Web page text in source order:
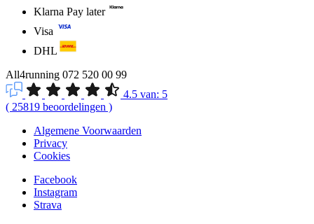
Klarna Pay later
Visa
DHL
All4running 072 520 00 99
4.5 van: 5
( 25819 beoordelingen )
Algemene Voorwaarden
Privacy
Cookies
Facebook
Instagram
Strava